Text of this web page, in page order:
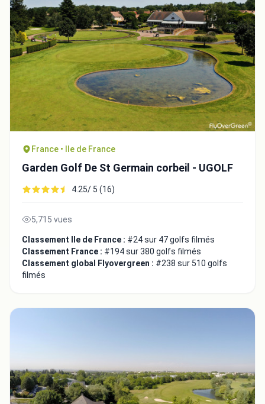
France • Ile de France
Garden Golf De St Germain corbeil - UGOLF
4.25/ 5 (16)
5,715 vues
Classement Ile de France : #24 sur 47 golfs filmés
Classement France : #194 sur 380 golfs filmés
Classement global Flyovergreen : #238 sur 510 golfs
filmés